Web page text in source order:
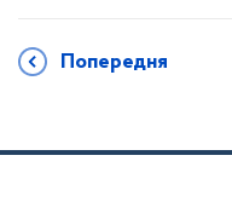
Попередня